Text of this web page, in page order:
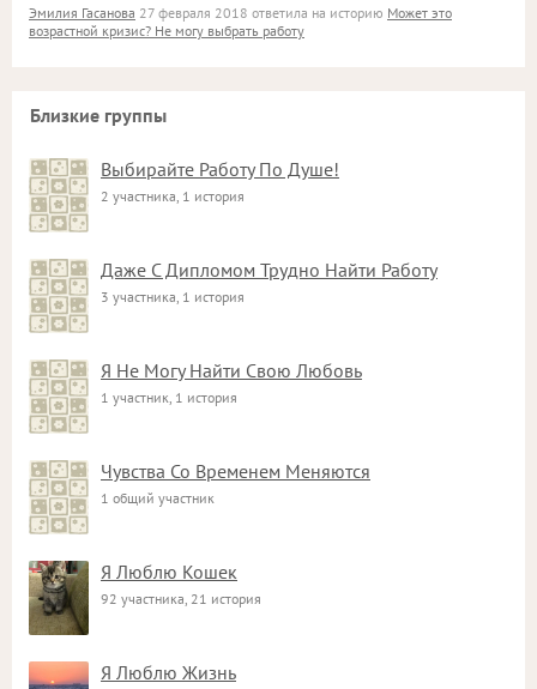
Эмилия Гасанова 27 февраля 2018 ответила на историю Может это
возрастной кризис? Не могу выбрать работу
Близкие группы
Выбирайте Работу По Душе!
2 участника, 1 история
Даже С Дипломом Трудно Найти Работу
3 участника, 1 история
Я Не Могу Найти Свою Любовь
1 участник, 1 история
Чувства Со Временем Меняются
1 общий участник
Я Люблю Кошек
92 участника, 21 история
Я Люблю Жизнь